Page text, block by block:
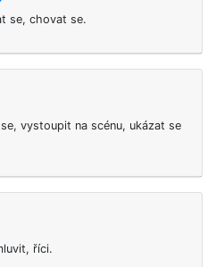
se, chovat se.
vystoupit na scénu, ukázat se
říci.